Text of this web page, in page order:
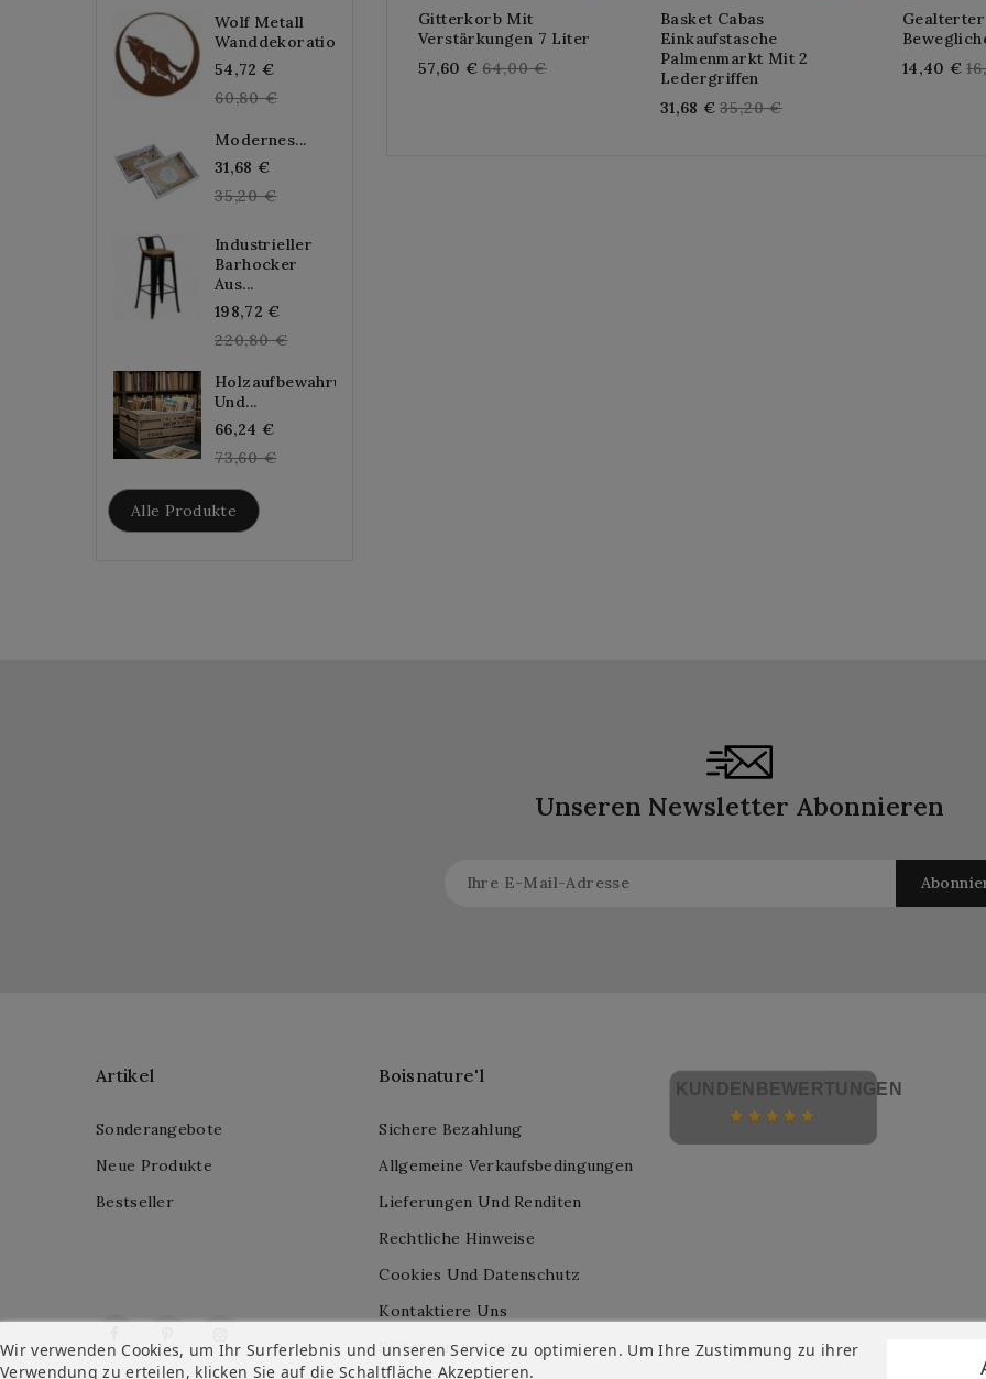
Wolf Metall
Wanddekoration...
54,72 €
price
60,80 €
Modernes...
31,68 €
price
35,20 €
Industrieller
Barhocker
Aus...
198,72 €
price
220,80 €
Holzaufbewahrungskasten
Und...
66,24 €
price
73,60 €
Alle Produkte
Gitterkorb Mit
Verstärkungen 7 Liter
57,60 € Regular
64,00 €
Basket Cabas
Einkaufstasche
Palmenmarkt Mit 2
Ledergriffen
31,68 € Regular
35,20 €
14,40 €
Unseren Newsletter Abonnieren
Artikel
Sonderangebote
Neue Produkte
Bestseller
Boisnature'l
Sichere Bezahlung
Allgemeine Verkaufsbedingungen
Lieferungen Und Renditen
Rechtliche Hinweise
Cookies Und Datenschutz
Kontaktiere Uns
Seitenverzeichnis
Wir verwenden Cookies, um Ihr Surferlebnis und unseren Service zu optimieren. Um Ihre Zustimmung zu ihrer
Verwendung zu erteilen, klicken Sie auf die Schaltfläche Akzeptieren.
KUNDENBEWERTUNGEN